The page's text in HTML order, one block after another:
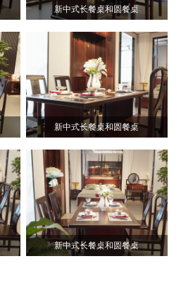
新中式长餐桌和圆餐桌
新中式长餐桌和圆餐桌
新中式长餐桌和圆餐桌